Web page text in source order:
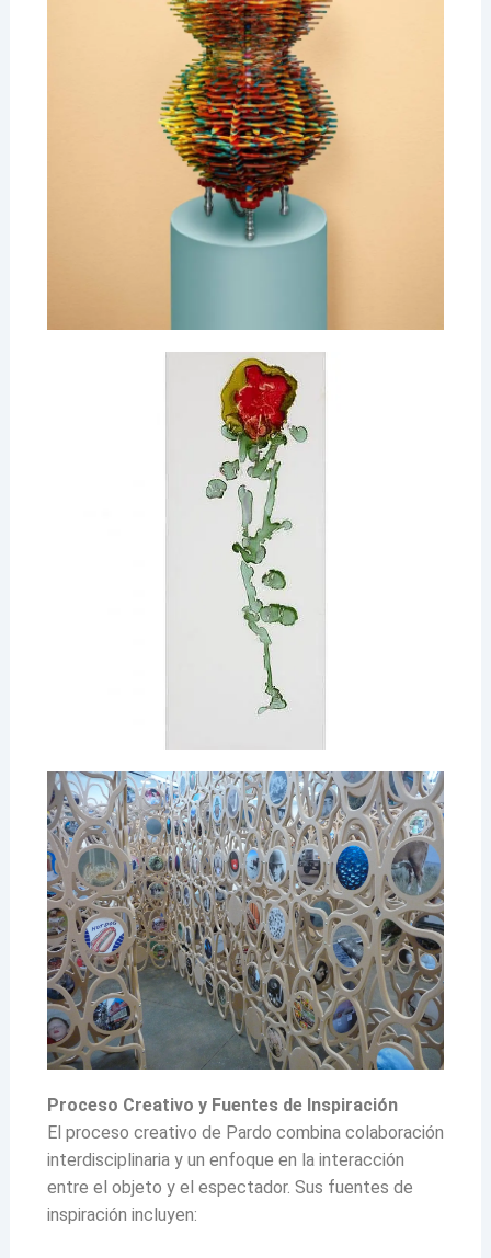
Proceso Creativo y Fuentes de Inspiración
El proceso creativo de Pardo combina colaboración
interdisciplinaria y un enfoque en la interacción
entre el objeto y el espectador. Sus fuentes de
inspiración incluyen: